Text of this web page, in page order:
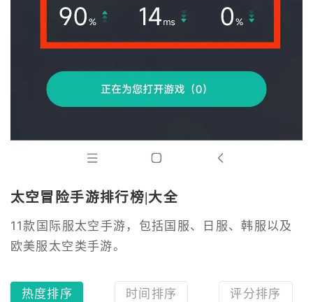
太空冒险手游排行榜|大全
11款国际服太空手游，包括国服、日服、韩服以及
欧美服太空类手游。
热度排序 时间排序 评分排序